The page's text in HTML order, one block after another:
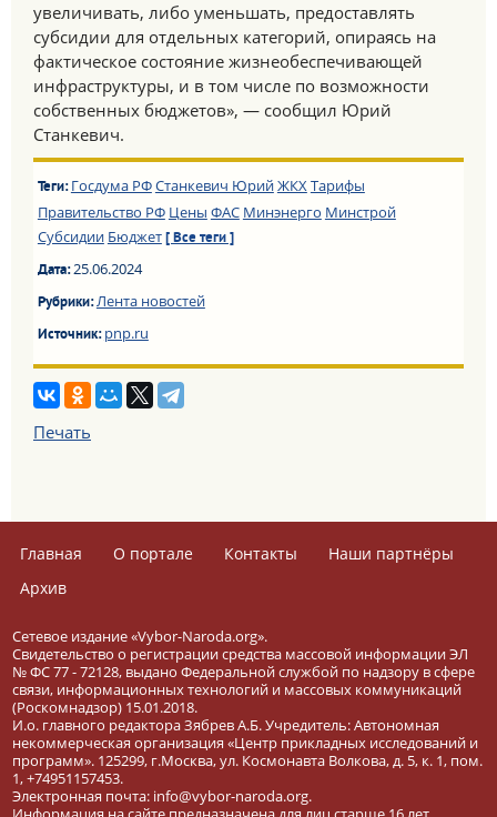
увеличивать, либо уменьшать, предоставлять
субсидии для отдельных категорий, опираясь на
фактическое состояние жизнеобеспечивающей
инфраструктуры, и в том числе по возможности
собственных бюджетов», — сообщил Юрий
Станкевич.
Теги: Госдума РФСтанкевич ЮрийЖКХТарифы
Правительство РФ Цены ФАС Минэнерго Минстрой
Субсидии Бюджет [ Все теги ]
Дата:25.06.2024
Рубрики:Лента новостей
Источник:pnp.ru
Печать
Главная О портале Контакты
Наши партнёры
Архив
Сетевое издание «Vybor-Naroda.org».
Свидетельство о регистрации средства массовой информации ЭЛ
№ ФС 77 - 72128, выдано Федеральной службой по надзору в сфере
связи, информационных технологий и массовых коммуникаций
(Роскомнадзор) 15.01.2018.
И.о. главного редактора Зябрев А.Б. Учредитель: Автономная
некоммерческая организация «Центр прикладных исследований и
программ». 125299, г.Москва, ул. Космонавта Волкова, д. 5, к. 1, пом.
1, +74951157453.
Электронная почта: info@vybor-naroda.org.